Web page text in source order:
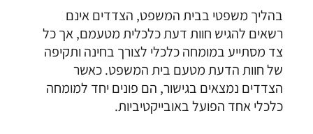
בהליך משפטי בבית המשפט, הצדדים אינם
רשאים להגיש חוות דעת כלכלית מטעמם, אך כל
צד מסתייע במומחה כלכלי לצורך בחינה ותקיפה
של חוות הדעת מטעם בית המשפט. כאשר
הצדדים נמצאים בגישור, הם פונים יחד למומחה
כלכלי אחד הפועל באובייקטיביות.